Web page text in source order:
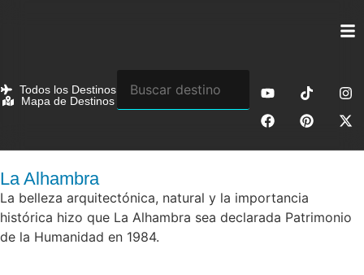
Todos los Destinos
Mapa de Destinos
La Alhambra
La belleza arquitectónica, natural y la importancia
histórica hizo que La Alhambra sea declarada Patrimonio
de la Humanidad en 1984.